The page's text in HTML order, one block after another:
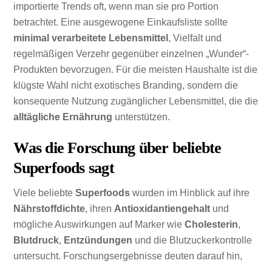
importierte Trends oft, wenn man sie pro Portion
betrachtet. Eine ausgewogene Einkaufsliste sollte
minimal verarbeitete Lebensmittel , Vielfalt und
regelmäßigen Verzehr gegenüber einzelnen „Wunder“-
Produkten bevorzugen. Für die meisten Haushalte ist die
klügste Wahl nicht exotisches Branding, sondern die
konsequente Nutzung zugänglicher Lebensmittel, die die
alltägliche Ernährung unterstützen.
Was die Forschung über beliebte
Superfoods sagt
Viele beliebteSuperfoods wurden im Hinblick auf ihre
Nährstoffdichte, ihrenAntioxidantiengehalt und
mögliche Auswirkungen auf Marker wieCholesterin,
Blutdruck, Entzündungen und die Blutzuckerkontrolle
untersucht. Forschungsergebnisse deuten darauf hin,